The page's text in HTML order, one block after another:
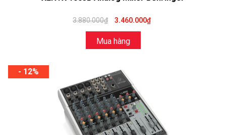
3.880.000₫ 3.460.000₫
Mua hàng
- 12%